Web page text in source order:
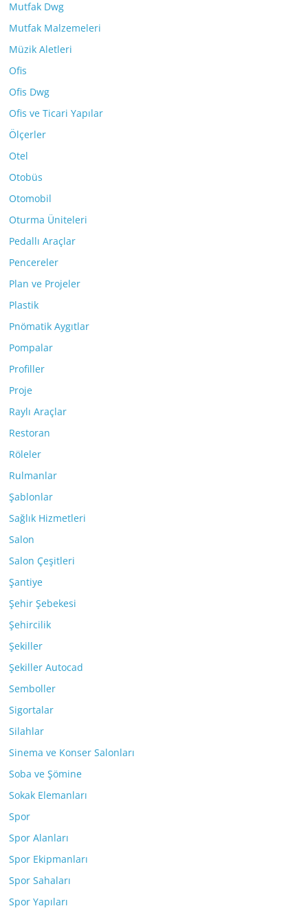
Mutfak Dwg
Mutfak Malzemeleri
Müzik Aletleri
Ofis
Ofis Dwg
Ofis ve Ticari Yapılar
Ölçerler
Otel
Otobüs
Otomobil
Oturma Üniteleri
Pedallı Araçlar
Pencereler
Plan ve Projeler
Plastik
Pnömatik Aygıtlar
Pompalar
Profiller
Proje
Raylı Araçlar
Restoran
Röleler
Rulmanlar
Şablonlar
Sağlık Hizmetleri
Salon
Salon Çeşitleri
Şantiye
Şehir Şebekesi
Şehircilik
Şekiller
Şekiller Autocad
Semboller
Sigortalar
Silahlar
Sinema ve Konser Salonları
Soba ve Şömine
Sokak Elemanları
Spor
Spor Alanları
Spor Ekipmanları
Spor Sahaları
Spor Yapıları